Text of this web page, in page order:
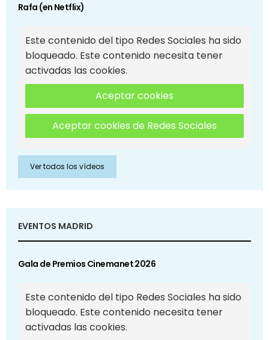
Rafa (en Netflix)
Este contenido del tipo Redes Sociales ha sido
bloqueado. Este contenido necesita tener
activadas las cookies.
Aceptar cookies
Aceptar cookies de Redes Sociales
Ver todos los vídeos
EVENTOS MADRID
Gala de Premios Cinemanet 2026
Este contenido del tipo Redes Sociales ha sido
bloqueado. Este contenido necesita tener
activadas las cookies.